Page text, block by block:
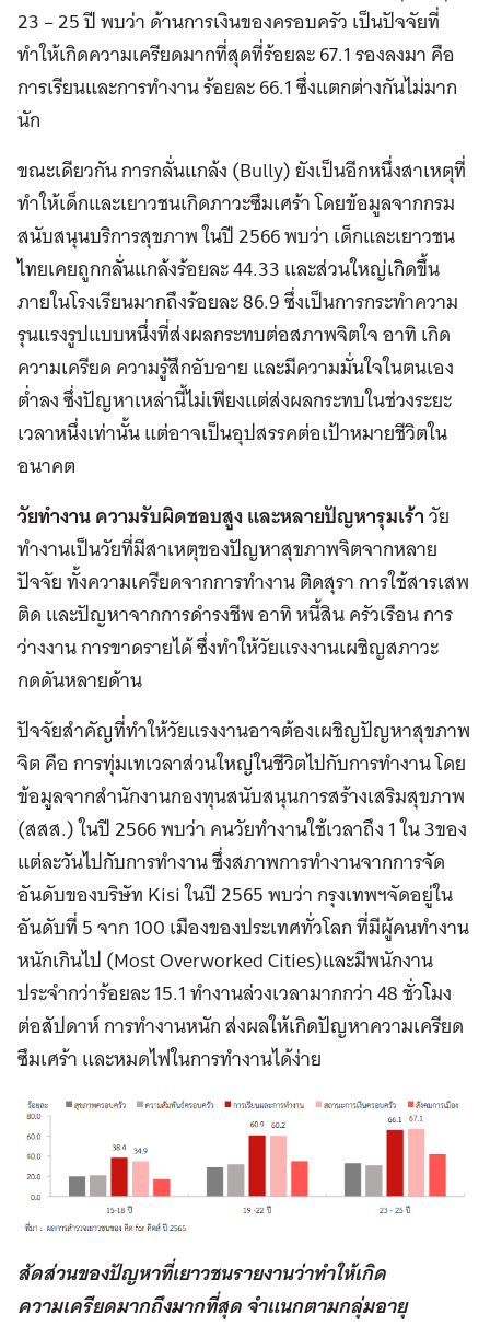
23 – 25 ปี พบว่า ด้านการเงินของครอบครัว เป็นปัจจัยที่
ทำให้เกิดความเครียดมากที่สุดที่ร้อยละ 67.1 รองลงมา คือ
การเรียนและการทำงาน ร้อยละ 66.1 ซึ่งแตกต่างกันไม่มาก
นัก
ขณะเดียวกัน การกลั่นแกล้ง (Bully) ยังเป็นอีกหนึ่งสาเหตุที่
ทำให้เด็กและเยาวชนเกิดภาวะซึมเศร้า โดยข้อมูลจากกรม
สนับสนุนบริการสุขภาพ ในปี 2566 พบว่า เด็กและเยาวชน
ไทยเคยถูกกลั่นแกล้งร้อยละ 44.33 และส่วนใหญ่เกิดขึ้น
ภายในโรงเรียนมากถึงร้อยละ 86.9 ซึ่งเป็นการกระทำความ
รุนแรงรูปแบบหนึ่งที่ส่งผลกระทบต่อสภาพจิตใจ อาทิ เกิด
ความเครียด ความรู้สึกอับอาย และมีความมั่นใจในตนเอง
ต่ำลง ซึ่งปัญหาเหล่านี้ไม่เพียงแต่ส่งผลกระทบในช่วงระยะ
เวลาหนึ่งเท่านั้น แต่อาจเป็นอุปสรรคต่อเป้าหมายชีวิตใน
อนาคต
วัยทำงาน ความรับผิดชอบสูง และหลายปัญหารุมเร้าวัย
ทำงานเป็นวัยที่มีสาเหตุของปัญหาสุขภาพจิตจากหลาย
ปัจจัย ทั้งความเครียดจากการทำงาน ติดสุรา การใช้สารเสพ
ติด และปัญหาจากการดำรงชีพ อาทิ หนี้สิน ครัวเรือน การ
ว่างงาน การขาดรายได้ ซึ่งทำให้วัยแรงงานเผชิญสภาวะ
กดดันหลายด้าน
ปัจจัยสำคัญที่ทำให้วัยแรงงานอาจต้องเผชิญปัญหาสุขภาพ
จิต คือ การทุ่มเทเวลาส่วนใหญ่ในชีวิตไปกับการทำงาน โดย
ข้อมูลจากสำนักงานกองทุนสนับสนุนการสร้างเสริมสุขภาพ
(สสส.) ในปี 2566 พบว่า คนวัยทำงานใช้เวลาถึง 1 ใน 3ของ
แต่ละวันไปกับการทำงาน ซึ่งสภาพการทำงานจากการจัด
อันดับของบริษัท Kisi ในปี 2565 พบว่า กรุงเทพฯจัดอยู่ใน
อันดับที่ 5 จาก 100 เมืองของประเทศทั่วโลก ที่มีผู้คนทำงาน
หนักเกินไป (Most Overworked Cities)และมีพนักงาน
ประจำกว่าร้อยละ 15.1 ทำงานล่วงเวลามากกว่า 48 ชั่วโมง
ต่อสัปดาห์ การทำงานหนัก ส่งผลให้เกิดปัญหาความเครียด
ซึมเศร้า และหมดไฟในการทำงานได้ง่าย
สัดส่วนของปัญหาที่เยาวชนรายงานว่าทำให้เกิด
ความเครียดมากถึงมากที่สุด จำแนกตามกลุ่มอายุ